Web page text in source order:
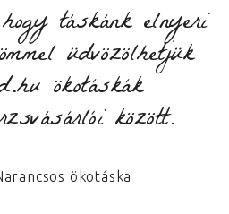
táskánk elnyeri
üdvözölhetjük
ökotáskák
között.
ökotáska